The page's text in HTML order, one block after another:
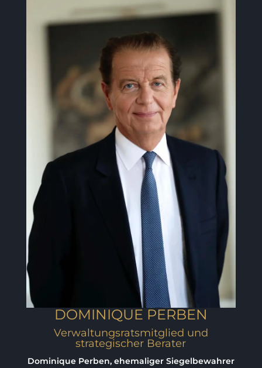
DOMINIQUE PERBEN
Verwaltungsratsmitglied und
strategischer Berater
Dominique Perben, ehemaliger Siegelbewahrer